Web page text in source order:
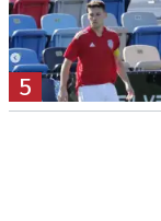
5